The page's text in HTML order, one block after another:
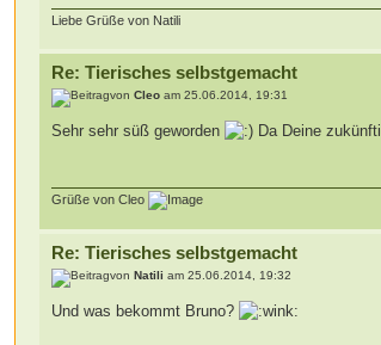
Liebe Grüße von Natili
Re: Tierisches selbstgemacht
vonCleo am 25.06.2014, 19:31
Sehr sehr süß geworden Da Deine
Grüße von Cleo
Re: Tierisches selbstgemacht
von Natili am 25.06.2014, 19:32
Und was bekommt Bruno?